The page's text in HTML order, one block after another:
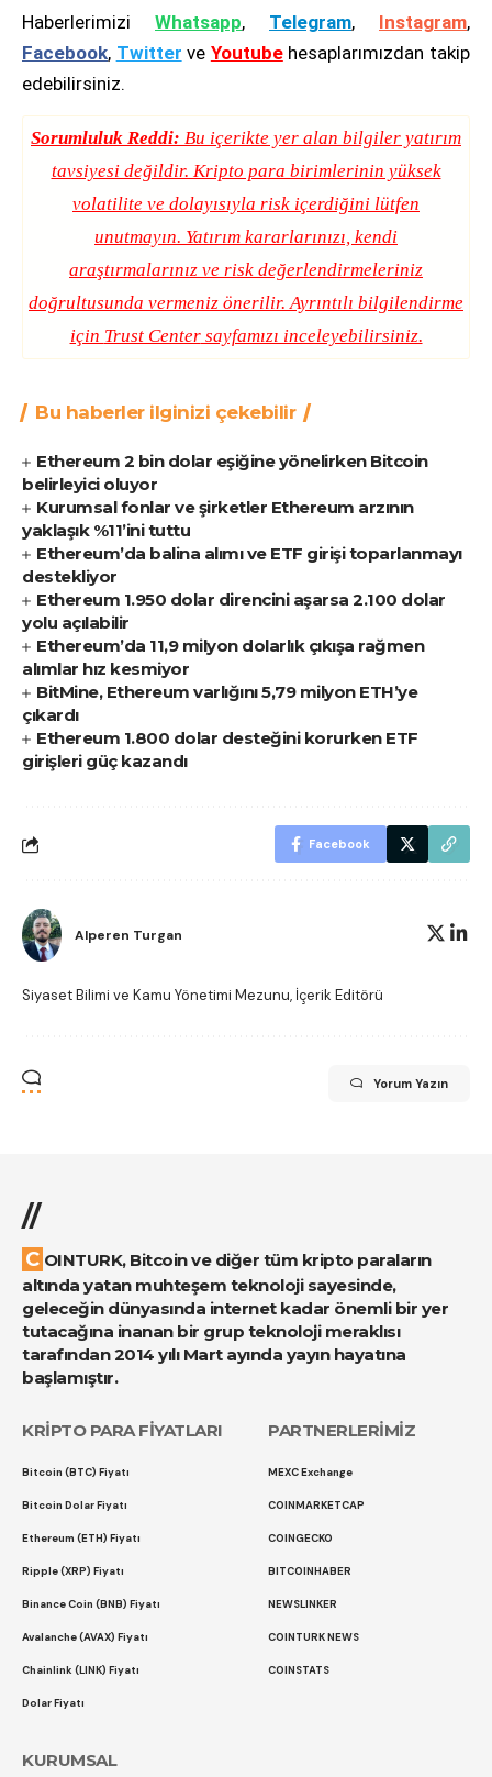
Haberlerimizi Whatsapp, Telegram, Instagram,
Facebook, Twitter ve Youtubehesaplarımızdan takip
edebilirsiniz.
Sorumluluk Reddi: Bu içerikte yer alan bilgiler yatırım
tavsiyesi değildir. Kripto para birimlerinin yüksek
volatilite ve dolayısıyla risk içerdiğini lütfen
unutmayın. Yatırım kararlarınızı, kendi
araştırmalarınız ve risk değerlendirmeleriniz
doğrultusunda vermeniz önerilir. Ayrıntılı bilgilendirme
için Trust Centersayfamızı inceleyebilirsiniz.
Bu haberler ilginizi çekebilir
Ethereum 2 bin dolar eşiğine yönelirken Bitcoin
belirleyici oluyor
Kurumsal fonlar ve şirketler Ethereum arzının
yaklaşık %11’ini tuttu
Ethereum’da balina alımı ve ETF girişi toparlanmayı
destekliyor
Ethereum 1.950 dolar direncini aşarsa 2.100 dolar
yolu açılabilir
Ethereum’da 11,9 milyon dolarlık çıkışa rağmen
alımlar hız kesmiyor
BitMine, Ethereum varlığını 5,79 milyon ETH’ye
çıkardı
Ethereum 1.800 dolar desteğini korurken ETF
girişleri güç kazandı
Facebook
Alperen Turgan
Siyaset Bilimi ve Kamu Yönetimi Mezunu, İçerik Editörü
Yorum Yazın
//
COINTURK, Bitcoin ve diğer tüm kripto paraların
altında yatan muhteşem teknoloji sayesinde,
geleceğin dünyasında internet kadar önemli bir yer
tutacağına inanan bir grup teknoloji meraklısı
tarafından 2014 yılı Mart ayında yayın hayatına
başlamıştır.
KRİPTO PARA FİYATLARI
Bitcoin (BTC) Fiyatı
Bitcoin Dolar Fiyatı
Ethereum (ETH) Fiyatı
Ripple (XRP) Fiyatı
Binance Coin (BNB) Fiyatı
Avalanche (AVAX) Fiyatı
Chainlink (LINK) Fiyatı
Dolar Fiyatı
PARTNERLERİMİZ
MEXC Exchange
COINMARKETCAP
COINGECKO
BITCOINHABER
NEWSLINKER
COINTURK NEWS
COINSTATS
KURUMSAL